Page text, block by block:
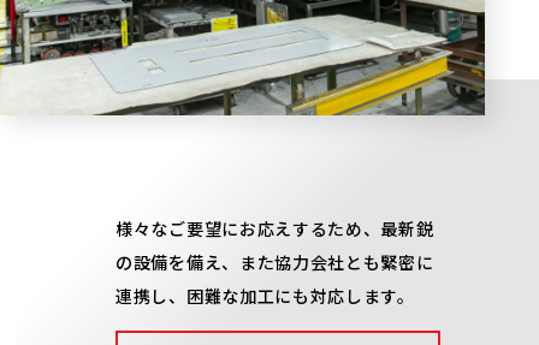
様々なご要望にお応えするため、最新鋭
の設備を備え、また協力会社とも緊密に
連携し、困難な加工にも対応します。